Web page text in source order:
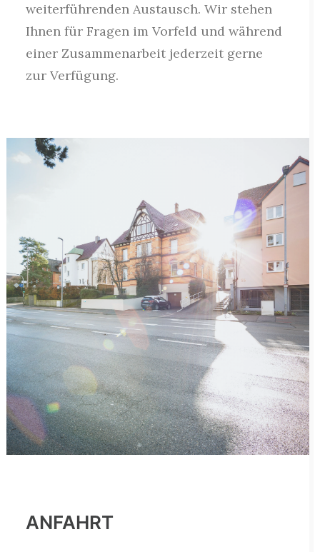
weiterführenden Austausch. Wir stehen
Ihnen für Fragen im Vorfeld und während
einer Zusammenarbeit jederzeit gerne
zur Verfügung.
ANFAHRT